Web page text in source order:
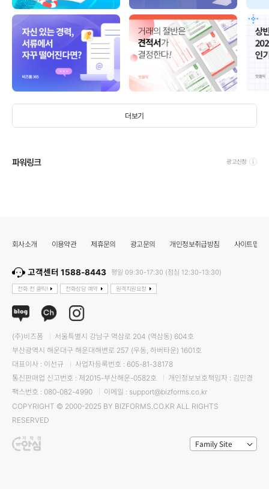
더보기
파워링크 광고신청
회사소개 이용약관 제휴문의 광고문의 개인정보취급방침 사이트맵
고객센터 1588-8443 평일 09:30-17:30 (점심 12:30-13:30)
전화 전 클릭! 전화상담 예약 원격지원요청
(주)비즈폼
서울특별시 강남구 역삼로 204 (역삼동) 604호
부산광역시 해운대구 해운대해변로 257 (우동, 하버타운) 1601호
대표이사 : 이선규
사업자등록번호 : 605-81-38178
통신판매업 신고번호 : 제2015-부산해운-0582호
개인정보보호책임자 : 김민경
팩스번호 : 080-082-4990
이메일 : support@bizforms.co.kr
COPYRIGHT © 2000-2025 BY BIZFORMS.CO.KR ALL RIGHTS
RESERVED
Family Site